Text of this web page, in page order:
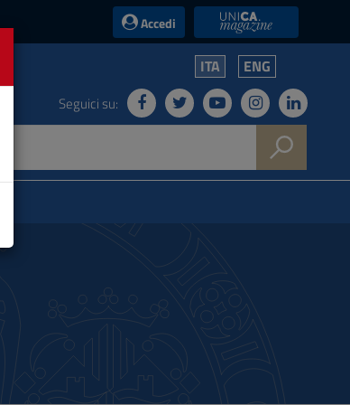
Accedi UniCA News
ITA ENG
Seguici su: